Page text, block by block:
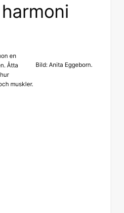
Bild: Anita Eggeborn.
en
Åtta
muskler.